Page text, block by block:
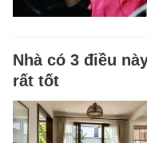
Nhà có 3 điều
rất tốt